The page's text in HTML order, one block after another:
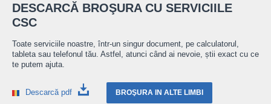
DESCARCĂ BROŞURA CU SERVICIILE
CSC
Toate serviciile noastre, într-un singur document, pe calculatorul,
tableta sau telefonul tău. Astfel, atunci când ai nevoie, știi exact cu ce
te putem ajuta.
Descarcă pdf BROŞURA IN ALTE LIMBI